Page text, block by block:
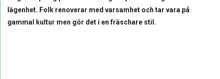
lägenhet. Folk renoverar med varsamhet och tar vara på
gammal kultur men gör det i en fräschare stil.